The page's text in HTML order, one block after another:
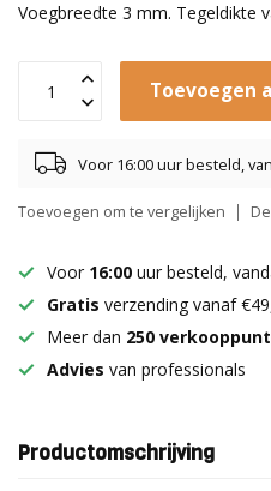
Voegbreedte 3 mm. Tegeldikte
Toevoegen
Voor 16:00 uur besteld,
Toevoegen om te vergelijken
Voor 16:00 uur besteld,
Gratis verzending vanaf
Meer dan 250
Advies van professionals
Productomschrijving